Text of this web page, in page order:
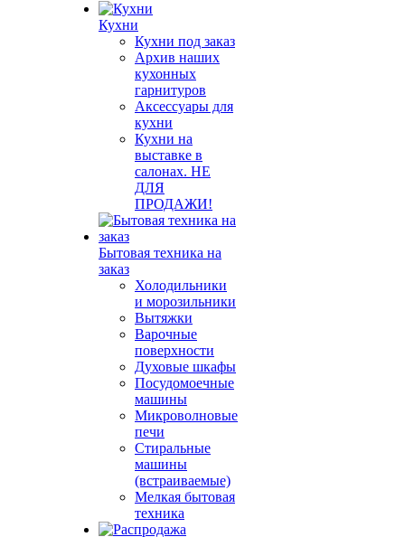
Кухни
Кухни под заказ
Архив наших
кухонных
гарнитуров
Аксессуары для
кухни
Кухни на
выставке в
салонах. НЕ
ДЛЯ
ПРОДАЖИ!
Бытовая техника на
заказ
Холодильники
и морозильники
Вытяжки
Варочные
поверхности
Духовые шкафы
Посудомоечные
машины
Микроволновые
печи
Стиральные
машины
(встраиваемые)
Мелкая бытовая
техника